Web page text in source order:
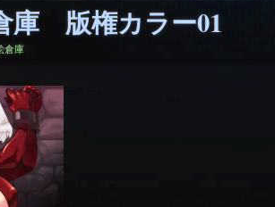
庫 版権カラー01
倉庫